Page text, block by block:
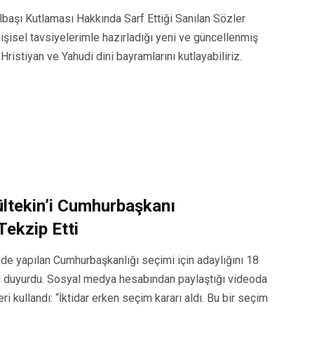
Kutlaması Hakkında Sarf Ettiği Sanılan Sözler
tavsiyelerimle hazırladığı yeni ve güncellenmiş
ve Yahudi dini bayramlarını kutlayabiliriz.
Cumhurbaşkanı
Etti
Cumhurbaşkanlığı seçimi için adaylığını 18
Sosyal medya hesabından paylaştığı videoda
kullandı: “İktidar erken seçim kararı aldı. Bu bir seçim